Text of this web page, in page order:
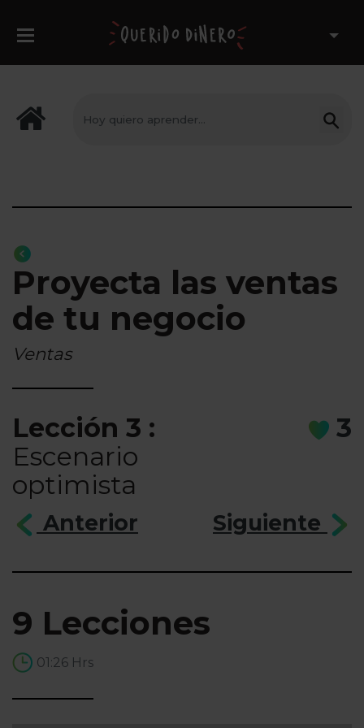
Proyecta las ventas
de tu negocio
Ventas
Lección 3 :
Escenario
optimista
3
Anterior Siguiente
9 Lecciones
01:26 Hrs